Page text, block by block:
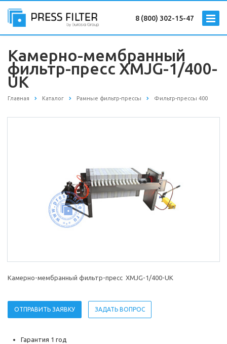
8 (800) 302-15-47
Камерно-мембранный
фильтр-пресс XMJG-1/400-
UK
Главная Каталог Рамные фильтр-прессы Фильтр-прессы 400
Камерно-мембранный фильтр-пресс XMJG-1/400-UK
ОТПРАВИТЬ ЗАЯВКУ ЗАДАТЬ ВОПРОС
Гарантия 1 год